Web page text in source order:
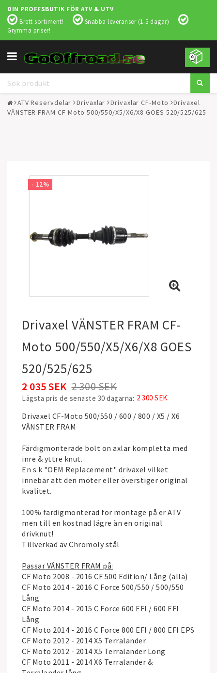
DIN PROFFSBUTIK FÖR ATV & UTV
Brett sortiment!
Snabba leveranser (1-5 dagar)
Grymma priser!
0
Toggle
navigation
ATV Reservdelar Drivaxlar Drivaxlar CF-Moto
Drivaxel
VÄNSTER FRAM CF-Moto 500/550/X5/X6/X8 GOES 520/525/625
- 12%
Drivaxel VÄNSTER FRAM CF-
Moto 500/550/X5/X6/X8 GOES
520/525/625
2 300 SEK
2 035 SEK
Lägsta pris de senaste 30 dagarna 2 300 SEK
Drivaxel CF-Moto 500/550 / 600 / 800 / X5 / X6
VÄNSTER FRAM
Färdigmonterade bolt on axlar kompletta med
inre & yttre knut.
En s.k "OEM Replacement" drivaxel vilket
innebär att den möter eller överstiger original
kvalitet.
100% färdigmonterad för montage på er ATV
men till en kostnad lägre än en original
drivknut!
Tillverkad av Chromoly stål
Passar VÄNSTER FRAM på:
CF Moto 2008 - 2016 CF 500 Edition/ Lång (alla)
CF Moto 2014 - 2016 C Force 500/550 / 500/550
Lång
CF Moto 2014 - 2015 C Force 600 EFI / 600 EFI
Lång
CF Moto 2014 - 2016 C Force 800 EFI / 800 EFI EPS
CF Moto 2012 - 2014 X5 Terralander
CF Moto 2012 - 2014 X5 Terralander Long
CF Moto 2011 - 2014 X6 Terralander &